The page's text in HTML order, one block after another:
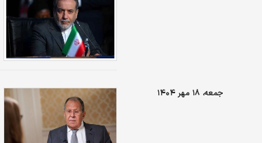
جمعه، ۱۸ مهر ۱۴۰۴